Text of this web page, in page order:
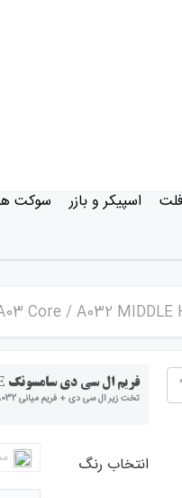
فلت اسپیکر و بازر سوکت
فریم ال سی دی سامسونگ Samsung A03 Core / A032 MIDDLE HOUSING FRAME
تخت زیر ال سی دی + فریم میانی Samsung A03 Core / A032
انتخاب رنگ